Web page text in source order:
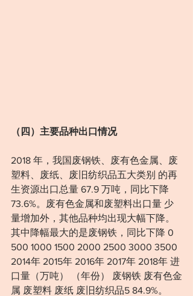
（四）主要品种出口情况
2018 年，我国废钢铁、废有色金属、废
塑料、废纸、废旧纺织品五大类别 的再
生资源出口总量 67.9 万吨，同比下降
73.6%。废有色金属和废塑料出口量 少
量增加外，其他品种均出现大幅下降。
其中降幅最大的是废钢铁，同比下降 0
500 1000 1500 2000 2500 3000 3500
2014年 2015年 2016年 2017年 2018年 进
口量（万吨） （年份） 废钢铁 废有色金
属 废塑料 废纸 废旧纺织品5 84.9%。